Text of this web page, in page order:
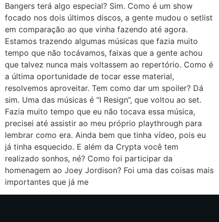
Bangers terá algo especial? Sim. Como é um show
focado nos dois últimos discos, a gente mudou o setlist
em comparação ao que vinha fazendo até agora.
Estamos trazendo algumas músicas que fazia muito
tempo que não tocávamos, faixas que a gente achou
que talvez nunca mais voltassem ao repertório. Como é
a última oportunidade de tocar esse material,
resolvemos aproveitar. Tem como dar um spoiler? Dá
sim. Uma das músicas é “I Resign”, que voltou ao set.
Fazia muito tempo que eu não tocava essa música,
precisei até assistir ao meu próprio playthrough para
lembrar como era. Ainda bem que tinha vídeo, pois eu
já tinha esquecido. E além da Crypta você tem
realizado sonhos, né? Como foi participar da
homenagem ao Joey Jordison? Foi uma das coisas mais
importantes que já me